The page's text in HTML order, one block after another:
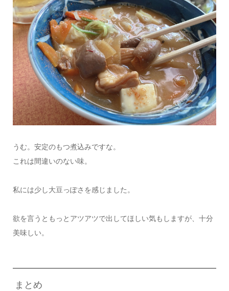
うむ。安定のもつ煮込みですな。
これは間違いのない味。
私には少し大豆っぽさを感じました。
欲を言うともっとアツアツで出してほしい気もしますが、十分
美味しい。
まとめ